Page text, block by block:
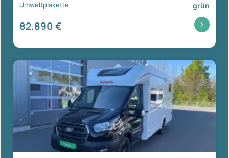
Umweltplakette grün
82.890 €